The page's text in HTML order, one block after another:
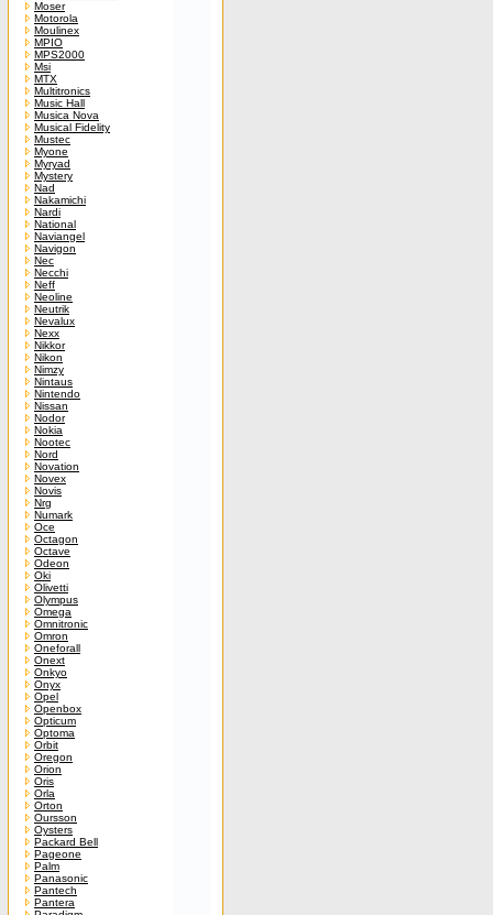
Moser
Motorola
Moulinex
MPIO
MPS2000
Msi
MTX
Multitronics
Music Hall
Musica Nova
Musical Fidelity
Mustec
Myone
Myryad
Mystery
Nad
Nakamichi
Nardi
National
Naviangel
Navigon
Nec
Necchi
Neff
Neoline
Neutrik
Nevalux
Nexx
Nikkor
Nikon
Nimzy
Nintaus
Nintendo
Nissan
Nodor
Nokia
Nootec
Nord
Novation
Novex
Novis
Nrg
Numark
Oce
Octagon
Octave
Odeon
Oki
Olivetti
Olympus
Omega
Omnitronic
Omron
Oneforall
Onext
Onkyo
Onyx
Opel
Openbox
Opticum
Optoma
Orbit
Oregon
Orion
Oris
Orla
Orton
Oursson
Oysters
Packard Bell
Pageone
Palm
Panasonic
Pantech
Pantera